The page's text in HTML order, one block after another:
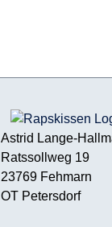
Astrid Lange-
Ratssollweg 19
23769 Fehmarn
OT Petersdorf